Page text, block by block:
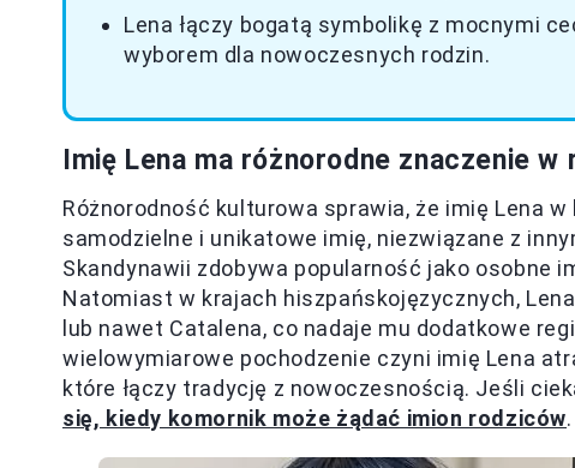
Lena łączy bogatą symbolikę z mocnymi
wyborem dla nowoczesnych rodzin.
Imię Lena ma różnorodne znaczenie
Różnorodność kulturowa sprawia, że imię Lena
samodzielne i unikatowe imię, niezwiązane z
Skandynawii zdobywa popularność jako osobne
Natomiast w krajach hiszpańskojęzycznych,
lub nawet Catalena, co nadaje mu dodatkowe
wielowymiarowe pochodzenie czyni imię Lena
które łączy tradycję z nowoczesnością. Jeśli
się, kiedy komornik może żądać imion rodziców.